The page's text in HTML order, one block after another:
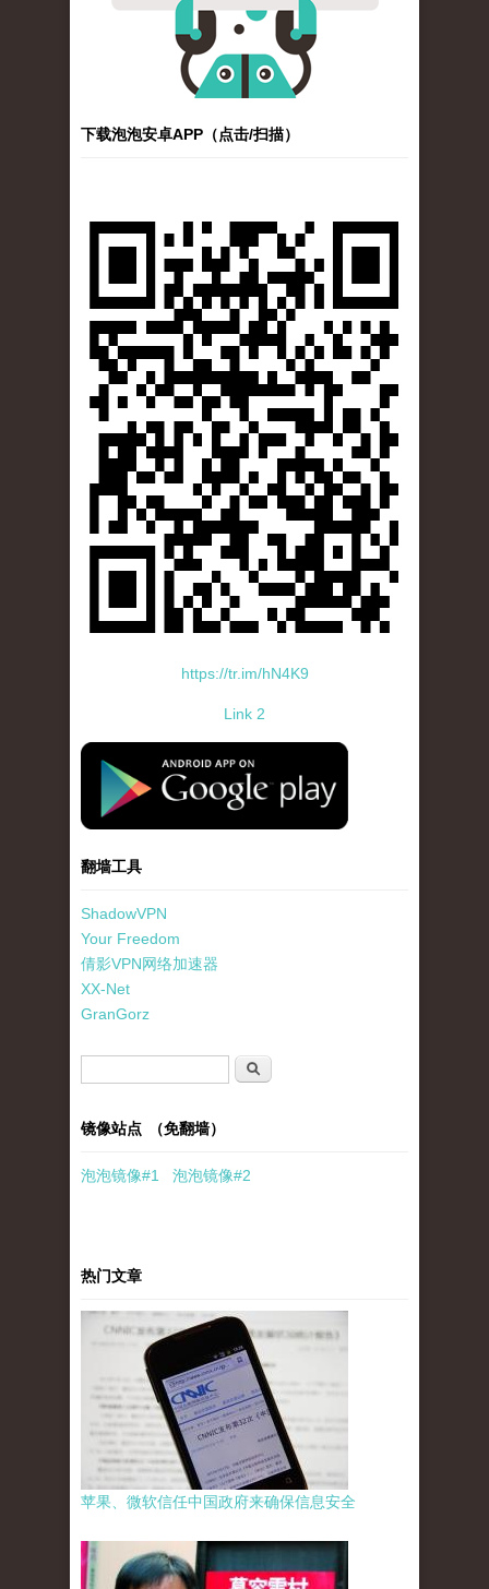
下载泡泡安卓APP（点击/扫描）
https://tr.im/hN4K9
Link 2
standard-icon-googleplay-app-store.png
翻墙工具
ShadowVPN
Your Freedom
倩影VPN网络加速器
XX-Net
GranGorz
搜索
镜像站点 （免翻墙）
泡泡镜像#1 泡泡镜像#2
热门文章
苹果、微软信任中国政府来确保信息安全